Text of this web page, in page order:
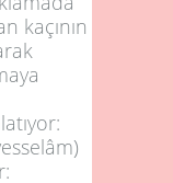
kaçının